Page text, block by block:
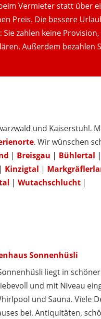
Vermieter statt über
Preis. Die bessere
zahlen keine
Außerdem bezahlen
und Kaiserstuhl.
. Wir wünschen
| Breisgau | Bühlertal |
| Kinzigtal |
| Wutachschlucht |
Sonnenhüsli
liegt in
und mit Niveau
und Sauna. Viele
bei. Antiquitäten,